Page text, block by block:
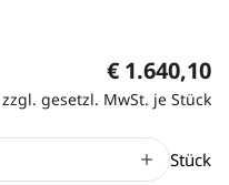
€ 1.640,10
gesetzl. MwSt. je Stück
Stück